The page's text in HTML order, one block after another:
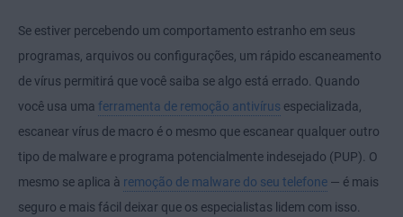
Se estiver percebendo um comportamento estranho em seus
programas, arquivos ou configurações, um rápido escaneamento
de vírus permitirá que você saiba se algo está errado. Quando
você usa uma ferramenta de remoção antivírus especializada,
escanear vírus de macro é o mesmo que escanear qualquer outro
tipo de malware e programa potencialmente indesejado (PUP) . O
mesmo se aplica à remoção de malware do seu telefone — é mais
seguro e mais fácil deixar que os especialistas lidem com isso.